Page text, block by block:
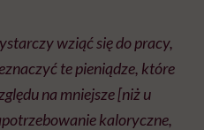
wziąć się do pracy,
te pieniądze, które
na mniejsze [niż u
kaloryczne,